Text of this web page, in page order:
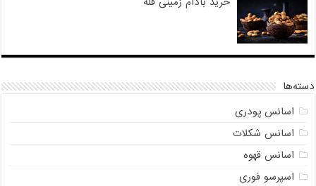
دسته‌ها
اسانس پودری
اسانس شکلات
اسانس قهوه
اسپرسو فوری